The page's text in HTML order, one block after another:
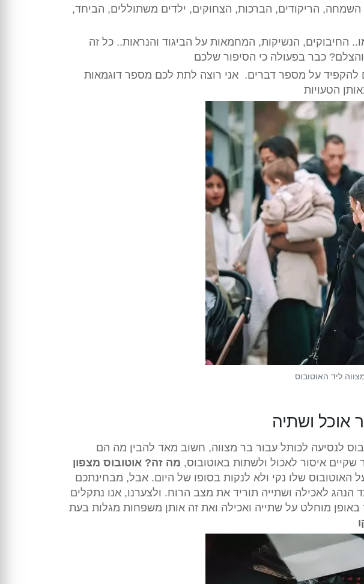
הריקודים, הברכות, הצחוקים, ילדים משתוללים, הביחד,
החיבוקים, הנשיקות, המחמאות על הביגוד והנראות.. כל זה
כבר בפעולה כי הסיפור שלכם
להקפיד על מספר דברים. אני רוצה לתת לכם מספר דוגמאות
הטעויות
ליד האוטובוס
אוכל ושתיה
לנסיעה לכותל עבור בר מצווה, חשוב מאד להבין מה הם
איסור לאכול ולשתות באוטובוס, מה זה? אוטובוס מצפון
האוטובוס שלו נקי ולא לנקות בסופו של היום. אבל, מבחינתכם
לאכילה ושתייה תוריד את מצב הרוח. ולצערנו, אנו נתקלים
באופן מוחלט על שתייה ואכילה ואת זה אותן משפחות מגלות בעת